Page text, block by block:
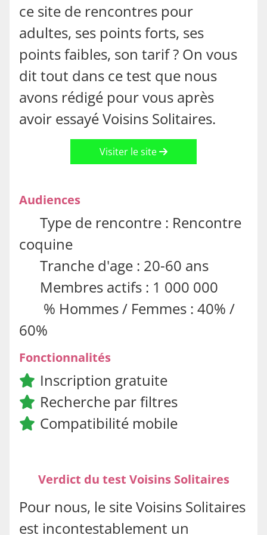
ce site de rencontres pour
adultes, ses points forts, ses
points faibles, son tarif ? On vous
dit tout dans ce test que nous
avons rédigé pour vous après
avoir essayé Voisins Solitaires.
Visiter le site
Audiences
Type de rencontre : Rencontre
coquine
Tranche d'age : 20-60 ans
Membres actifs : 1 000 000
% Hommes / Femmes : 40% /
60%
Fonctionnalités
Inscription gratuite
Recherche par filtres
Compatibilité mobile
Verdict du test Voisins Solitaires
Pour nous, le site Voisins Solitaires
est incontestablement un